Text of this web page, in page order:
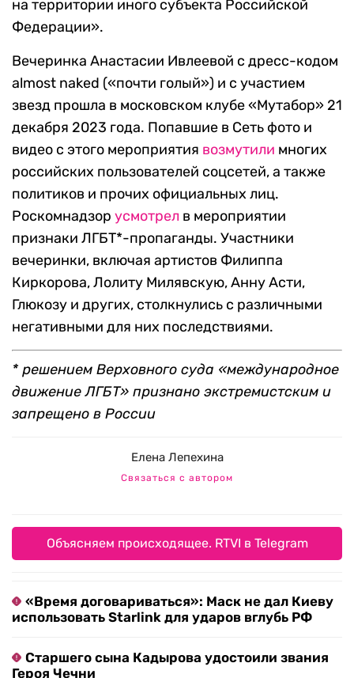
на территории иного субъекта Российской
Федерации».
Вечеринка Анастасии Ивлеевой с дресс-кодом
almost naked («почти голый») и с участием
звезд прошла в московском клубе «Мутабор» 21
декабря 2023 года. Попавшие в Сеть фото и
видео с этого мероприятия возмутили многих
российских пользователей соцсетей, а также
политиков и прочих официальных лиц.
Роскомнадзор усмотрел в мероприятии
признаки ЛГБТ*-пропаганды. Участники
вечеринки, включая артистов Филиппа
Киркорова, Лолиту Милявскую, Анну Асти,
Глюкозу и других, столкнулись с различными
негативными для них последствиями.
* решением Верховного суда «международное
движение ЛГБТ» признано экстремистским и
запрещено в России
Елена Лепехина
Связаться с автором
Объясняем происходящее. RTVI в Telegram
«Время договариваться»: Маск не дал Киеву
использовать Starlink для ударов вглубь РФ
Старшего сына Кадырова удостоили звания
Героя Чечни